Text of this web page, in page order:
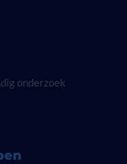
onderzoek